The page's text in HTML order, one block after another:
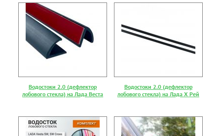
Водостоки 2.0 (дефлектор
лобового стекла) на Лада Веста
Водостоки 2.0 (дефлектор
лобового стекла) на Лада Х Рей